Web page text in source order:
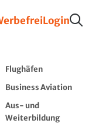
Login
Flughäfen
Business Aviation
Aus- und
Weiterbildung